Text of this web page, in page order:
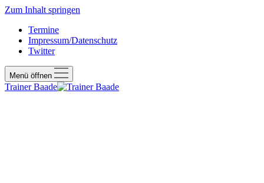
Zum Inhalt springen
Termine
Impressum/Datenschutz
Twitter
Menü öffnen
Trainer Baade